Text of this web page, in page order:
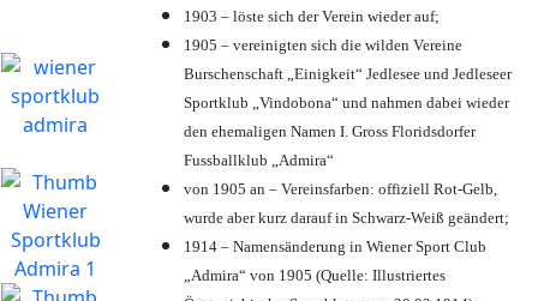
1903 – löste sich der Verein wieder auf;
1905 – vereinigten sich die wilden Vereine
Burschenschaft „Einigkeit“ Jedlesee und Jedleseer
Sportklub „Vindobona“ und nahmen dabei wieder
den ehemaligen Namen I. Gross Floridsdorfer
Fussballklub „Admira“
von 1905 an – Vereinsfarben: offiziell Rot-Gelb,
wurde aber kurz darauf in Schwarz-Weiß geändert;
1914 – Namensänderung in Wiener Sport Club
„Admira“ von 1905 (Quelle: Illustriertes